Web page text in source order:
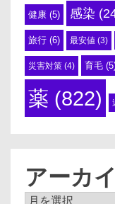
健康 (5) 感染
旅行 (6) 最安値 (3)
災害対策 (4) 育毛
薬 (822)
アーカ
ア